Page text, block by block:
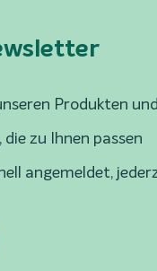
Produkten
zu Ihnen passen
angemeldet,